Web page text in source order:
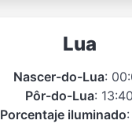
Lua
Nascer-do-Lua:
Pôr-do-Lua: 13:40
Porcentaje iluminado